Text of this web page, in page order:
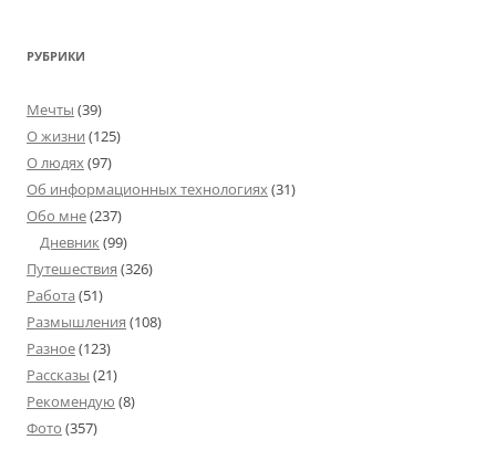
РУБРИКИ
Мечты (39)
О жизни (125)
О людях(97)
Об информационных технологиях(31)
Обо мне(237)
Дневник(99)
Путешествия (326)
Работа (51)
Размышления (108)
Разное(123)
Рассказы (21)
Рекомендую (8)
Фото (357)